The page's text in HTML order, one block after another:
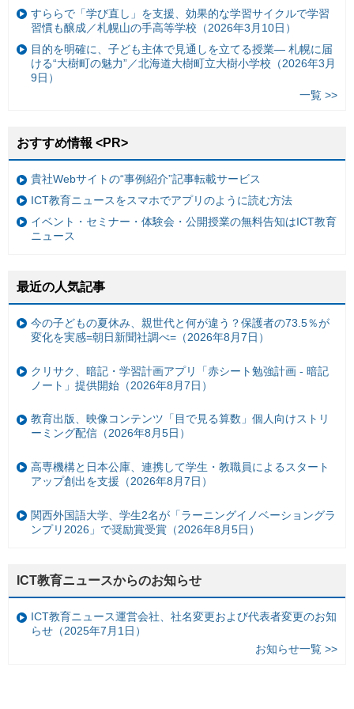
すららで「学び直し」を支援、効果的な学習サイクルで学習
習慣も醸成／札幌山の手高等学校（2026年3月10日）
目的を明確に、子ども主体で見通しを立てる授業— 札幌に届
ける“大樹町の魅力”／北海道大樹町立大樹小学校（2026年3月
9日）
一覧 >>
おすすめ情報 <PR>
貴社Webサイトの“事例紹介”記事転載サービス
ICT教育ニュースをスマホでアプリのように読む方法
イベント・セミナー・体験会・公開授業の無料告知はICT教育
ニュース
最近の人気記事
今の子どもの夏休み、親世代と何が違う？保護者の73.5％が
変化を実感=朝日新聞社調べ=（2026年8月7日）
クリサク、暗記・学習計画アプリ「赤シート勉強計画 - 暗記
ノート」提供開始（2026年8月7日）
教育出版、映像コンテンツ「目で見る算数」個人向けストリ
ーミング配信（2026年8月5日）
高専機構と日本公庫、連携して学生・教職員によるスタート
アップ創出を支援（2026年8月7日）
関西外国語大学、学生2名が「ラーニングイノベーショングラ
ンプリ2026」で奨励賞受賞（2026年8月5日）
ICT教育ニュースからのお知らせ
ICT教育ニュース運営会社、社名変更および代表者変更のお知
らせ（2025年7月1日）
お知らせ一覧 >>